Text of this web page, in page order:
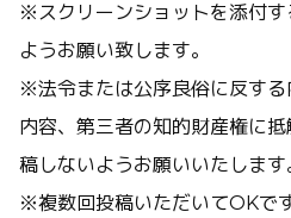
※スクリーンショットを添付
ようお願い致します。
※法令または公序良俗に反す
内容、第三者の知的財産権に
稿しないようお願いいたします
※複数回投稿いただいてOKで